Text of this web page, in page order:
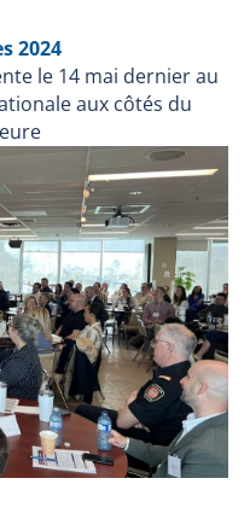
2024
le 14 mai dernier au
aux côtés du